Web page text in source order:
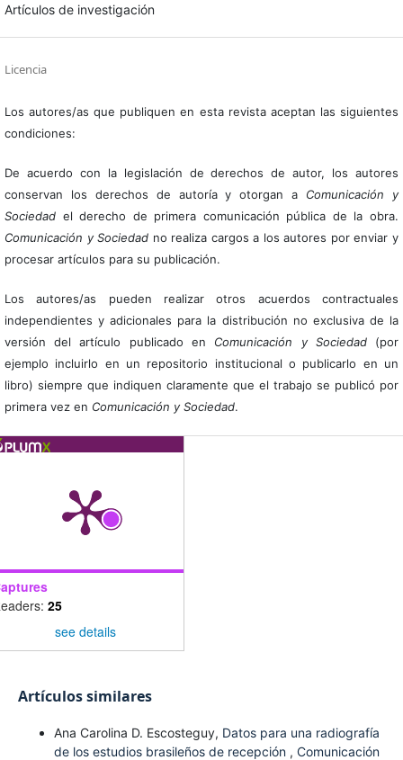
Artículos de investigación
Licencia
Los autores/as que publiquen en esta revista aceptan las siguientes
condiciones:
De acuerdo con la legislación de derechos de autor, los autores
conservan los derechos de autoría y otorgan a Comunicación y
Sociedadel derecho de primera comunicación pública de la obra.
Comunicación y Sociedad no realiza cargos a los autores por enviar y
procesar artículos para su publicación.
Los autores/as pueden realizar otros acuerdos contractuales
independientes y adicionales para la distribución no exclusiva de la
versión del artículo publicado en Comunicación y Sociedad(por
ejemplo incluirlo en un repositorio institucional o publicarlo en un
libro) siempre que indiquen claramente que el trabajo se publicó por
primera vez en Comunicación y Sociedad.
25
see details
Artículos similares
Ana Carolina D. Escosteguy, Datos para una radiografía
de los estudios brasileños de recepción , Comunicación